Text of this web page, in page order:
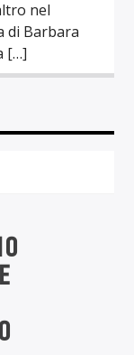
nel
di Barbara
[…]